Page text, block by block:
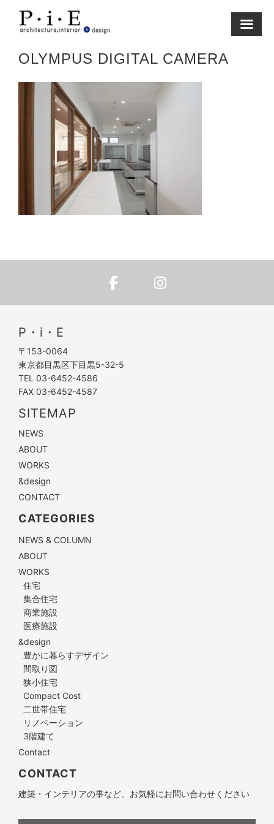
content
OLYMPUS DIGITAL CAMERA
P・i・E
〒153-0064
東京都目黒区下目黒5-32-5
TEL 03-6452-4586
FAX 03-6452-4587
SITEMAP
NEWS
ABOUT
WORKS
&design
CONTACT
CATEGORIES
NEWS & COLUMN
ABOUT
WORKS
住宅
集合住宅
商業施設
医療施設
&design
豊かに暮らすデザイン
間取り図
狭小住宅
Compact Cost
二世帯住宅
リノベーション
3階建て
Contact
CONTACT
建築・インテリアの事など、お気軽にお問い合わせください